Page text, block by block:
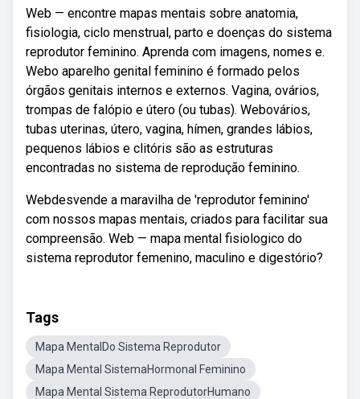
Web — encontre mapas mentais sobre anatomia,
fisiologia, ciclo menstrual, parto e doenças do sistema
reprodutor feminino. Aprenda com imagens, nomes e.
Webo aparelho genital feminino é formado pelos
órgãos genitais internos e externos. Vagina, ovários,
trompas de falópio e útero (ou tubas). Webovários,
tubas uterinas, útero, vagina, hímen, grandes lábios,
pequenos lábios e clitóris são as estruturas
encontradas no sistema de reprodução feminino.
Webdesvende a maravilha de 'reprodutor feminino'
com nossos mapas mentais, criados para facilitar sua
compreensão. Web — mapa mental fisiologico do
sistema reprodutor femenino, maculino e digestório?
Tags
Mapa MentalDo Sistema Reprodutor
Mapa Mental SistemaHormonal Feminino
Mapa Mental Sistema ReprodutorHumano